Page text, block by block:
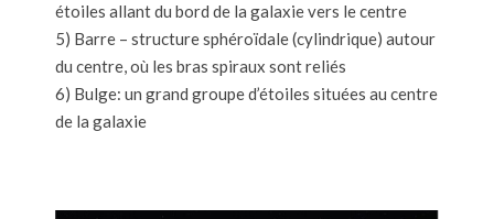
étoiles allant du bord de la galaxie vers le centre
5) Barre – structure sphéroïdale (cylindrique) autour
du centre, où les bras spiraux sont reliés
6) Bulge: un grand groupe d’étoiles situées au centre
de la galaxie